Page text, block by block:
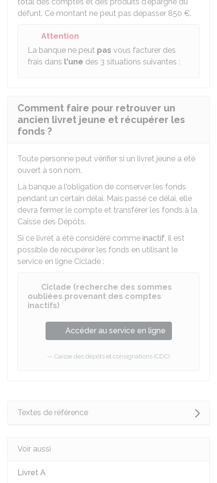
défunt. Ce montant ne peut pas dépasser 850 €.
Attention
La banque ne peut pas vous facturer des
frais dans l'une des 3 situations suivantes :
Comment faire pour retrouver un
ancien livret jeune et récupérer les
fonds ?
Toute personne peut vérifier si un livret jeune a été
ouvert à son nom.
La banque a l'obligation de conserver les fonds
pendant un certain délai. Mais passé ce délai, elle
devra fermer le compte et transférer les fonds à la
Caisse des Dépôts.
Si ce livret a été considéré comme inactif, il est
possible de récupérer les fonds en utilisant le
service en ligne Ciclade :
Ciclade (recherche des sommes
oubliées provenant des comptes
inactifs)
Accéder au service en ligne
Caisse des dépôts et consignations (CDC)
Textes de référence
Voir aussi
Livret A